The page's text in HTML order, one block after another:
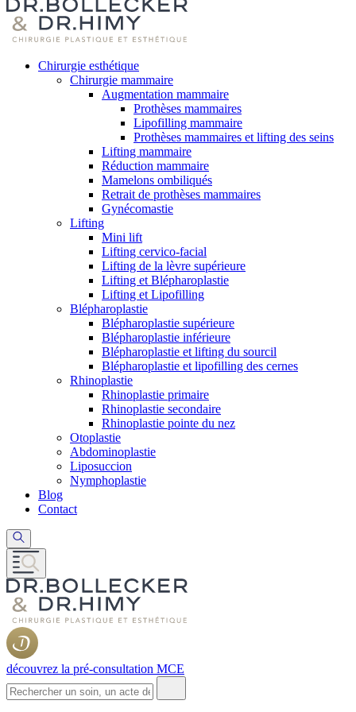
Chirurgie esthétique
Chirurgie mammaire
Augmentation mammaire
Prothèses mammaires
Lipofilling mammaire
Prothèses mammaires et lifting des seins
Lifting mammaire
Réduction mammaire
Mamelons ombiliqués
Retrait de prothèses mammaires
Gynécomastie
Lifting
Mini lift
Lifting cervico-facial
Lifting de la lèvre supérieure
Lifting et Blépharoplastie
Lifting et Lipofilling
Blépharoplastie
Blépharoplastie supérieure
Blépharoplastie inférieure
Blépharoplastie et lifting du sourcil
Blépharoplastie et lipofilling des cernes
Rhinoplastie
Rhinoplastie primaire
Rhinoplastie secondaire
Rhinoplastie pointe du nez
Otoplastie
Abdominoplastie
Liposuccion
Nymphoplastie
Blog
Contact
découvrez la pré-consultation MCE